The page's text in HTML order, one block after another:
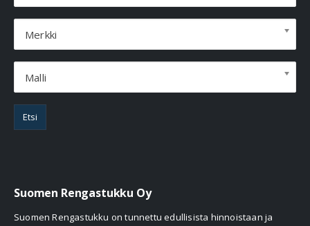
Merkki
Malli
Etsi
Suomen Rengastukku Oy
Suomen Rengastukku on tunnettu edullisista hinnoistaan ja